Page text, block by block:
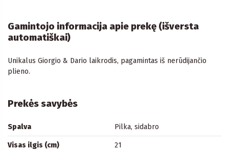
Gamintojo informacija apie prekę (išversta
automatiškai)
Unikalus Giorgio & Dario laikrodis, pagamintas iš nerūdijančio
plieno.
Prekės savybės
Spalva Pilka, sidabro
Visas ilgis (cm) 21